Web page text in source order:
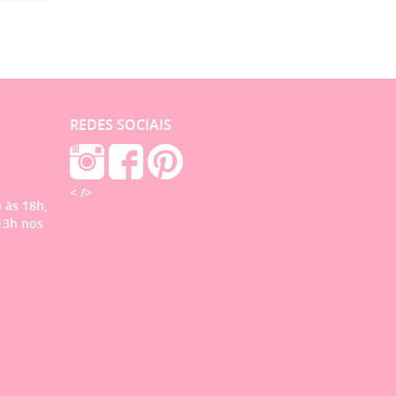
18h,
nos
REDES SOCIAIS
< />